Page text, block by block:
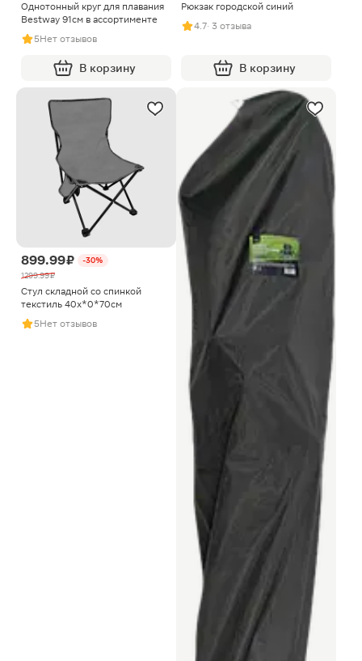
Однотонный круг для плавания
Bestway 91см в ассортименте
5Нет отзывов
В корзину
Рюкзак городской синий
4.7· 3 отзыва
В корзину
899.99 ₽
-30%
1299.99 ₽
Стул складной со спинкой
текстиль 40х*0*70см
5Нет отзывов